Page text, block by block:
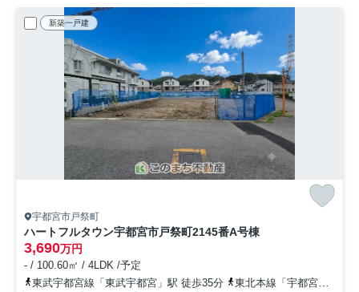
新築一戸建
宇都宮市戸祭町
ハートフルタウン宇都宮市戸祭町2145番A号棟
3,690万円
- / 100.60㎡ / 4LDK /予定
東武宇都宮線「東武宇都宮」駅 徒歩35分
東北本線「宇都宮」駅 徒歩50分